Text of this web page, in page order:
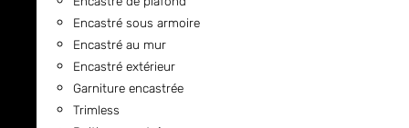
Encastré sous armoire
Encastré au mur
Encastré extérieur
Garniture encastrée
Trimless